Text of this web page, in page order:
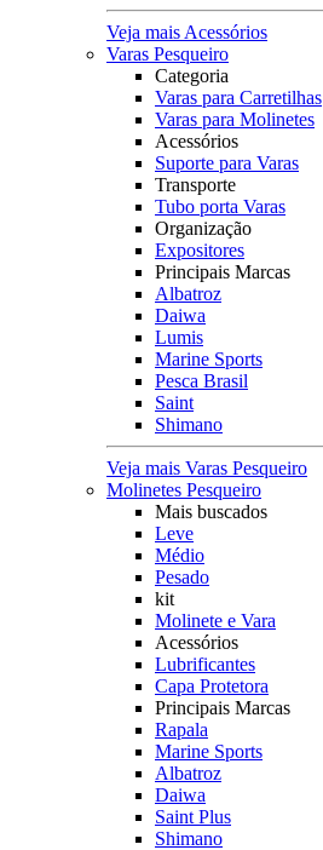
Veja mais Acessórios
Varas Pesqueiro
Categoria
Varas para Carretilhas
Varas para Molinetes
Acessórios
Suporte para Varas
Transporte
Tubo porta Varas
Organização
Expositores
Principais Marcas
Albatroz
Daiwa
Lumis
Marine Sports
Pesca Brasil
Saint
Shimano
Veja mais Varas Pesqueiro
Molinetes Pesqueiro
Mais buscados
Leve
Médio
Pesado
kit
Molinete e Vara
Acessórios
Lubrificantes
Capa Protetora
Principais Marcas
Rapala
Marine Sports
Albatroz
Daiwa
Saint Plus
Shimano